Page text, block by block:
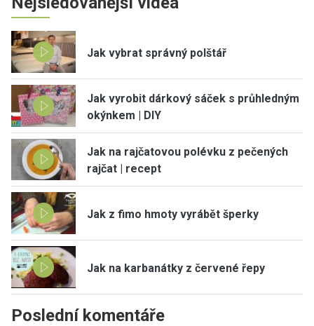
Jak vybrat správný polštář
Jak vyrobit dárkový sáček s průhledným
okýnkem | DIY
Jak na rajčatovou polévku z pečených
rajčat | recept
Jak z fimo hmoty vyrábět šperky
Jak na karbanátky z červené řepy
Poslední komentáře